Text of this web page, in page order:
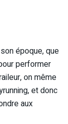
époque, que
performer
on même
et donc
aux